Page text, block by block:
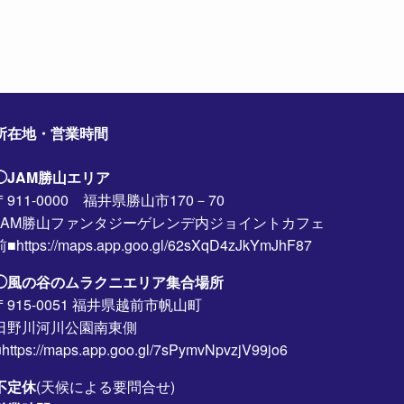
在地・営業時間
勝山エリア
911-0000 福井県勝山市170－70
勝山ファンタジーゲレンデ内ジョイントカフェ
■https://maps.app.goo.gl/62sXqD4zJkYmJhF87
の谷のムラクニエリア集合場所
915-0051 福井県越前市帆山町
野川河川公園南東側
maps.app.goo.gl/7sPymvNpvzjV99jo6
定休(天候による要問合せ)